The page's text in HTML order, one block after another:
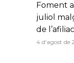
Foment
juliol
de
4 d'agost de